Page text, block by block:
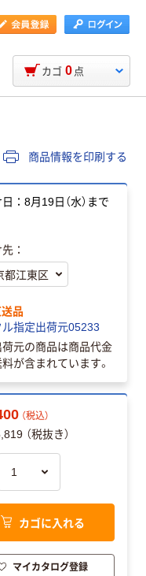
カゴ 0 点
商品情報を印刷する
：8月19日（水）まで
：
品
ル指定出荷元05233
荷元の商品は商品代金
が含まれています。
（税込）
（税抜き）
カゴに入れる
マイカタログ登録